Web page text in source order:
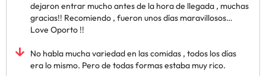
dejaron entrar mucho antes de la hora de llegada , muchas
gracias!! Recomiendo , fueron unos días maravillosos…
Love Oporto !!
No habla mucha variedad en las comidas , todos los días
era lo mismo. Pero de todas formas estaba muy rico.